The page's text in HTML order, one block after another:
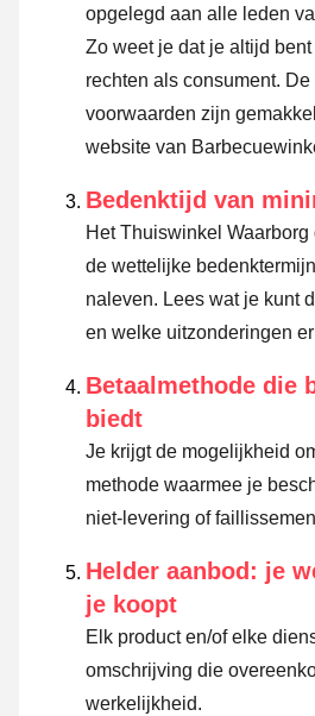
opgelegd aan alle leden
Zo weet je dat je altijd
rechten als consument.
voorwaarden zijn
website van
Bedenktijd van
Het Thuiswinkel
de wettelijke
naleven. Lees wat je kunt
en welke uitzonderingen
Betaalmethode die
biedt
Je krijgt de mogelijkheid
methode waarmee je
niet-levering of
Helder aanbod: je
je koopt
Elk product en/of elke
omschrijving die
werkelijkheid.